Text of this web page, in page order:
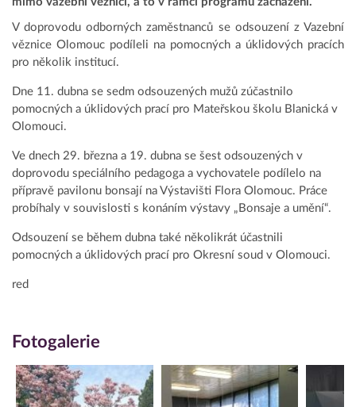
V doprovodu odborných zaměstnanců se odsouzení z Vazební
věznice Olomouc podíleli na pomocných a úklidových pracích
pro několik institucí.
Dne 11. dubna se sedm odsouzených mužů zúčastnilo
pomocných a úklidových prací pro Mateřskou školu Blanická v
Olomouci.
Ve dnech 29. března a 19. dubna se šest odsouzených v
doprovodu speciálního pedagoga a vychovatele podílelo na
přípravě pavilonu bonsají na Výstavišti Flora Olomouc. Práce
probíhaly v souvislosti s konáním výstavy „Bonsaje a umění“.
Odsouzení se během dubna také několikrát účastnili
pomocných a úklidových prací pro Okresní soud v Olomouci.
red
Fotogalerie